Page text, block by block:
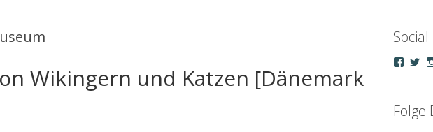
Wikingern und Katzen [Dänemark
Social
Profil